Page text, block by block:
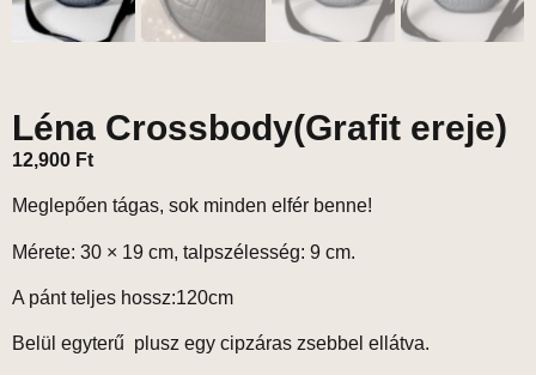
Léna Crossbody(Grafit ereje)
12,900 Ft
Meglepően tágas, sok minden elfér benne!
Mérete: 30 × 19 cm, talpszélesség: 9 cm.
A pánt teljes hossz:120cm
Belül egyterű plusz egy cipzáras zsebbel ellátva.